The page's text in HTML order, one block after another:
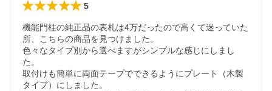
5
機能門柱の純正品の表札は4万だったので高くて迷っていた
所、こちらの商品を見つけました。
色々なタイプ別から選べますがシンプルな感じにしまし
た。
取付けも簡単に両面テープでできるようにプレート（木製
タイプ）にしました。